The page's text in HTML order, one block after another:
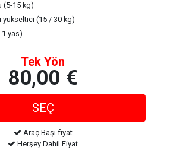
(5-15 kg)
yükseltici (15 / 30 kg)
1 yas)
Tek Yön
80,00 €
Araç Başı fiyat
Herşey Dahil Fiyat